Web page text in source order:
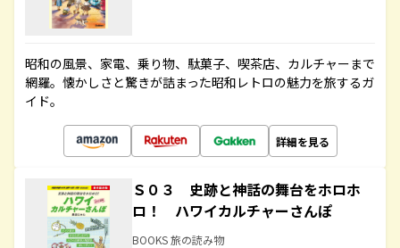
昭和の風景、家電、乗り物、駄菓子、喫茶店、カルチャーまで
網羅。懐かしさと驚きが詰まった昭和レトロの魅力を旅するガ
イド。
詳細を見る
Ｓ０３ 史跡と神話の舞台をホロホ
ロ！ ハワイカルチャーさんぽ
BOOKS 旅の読み物